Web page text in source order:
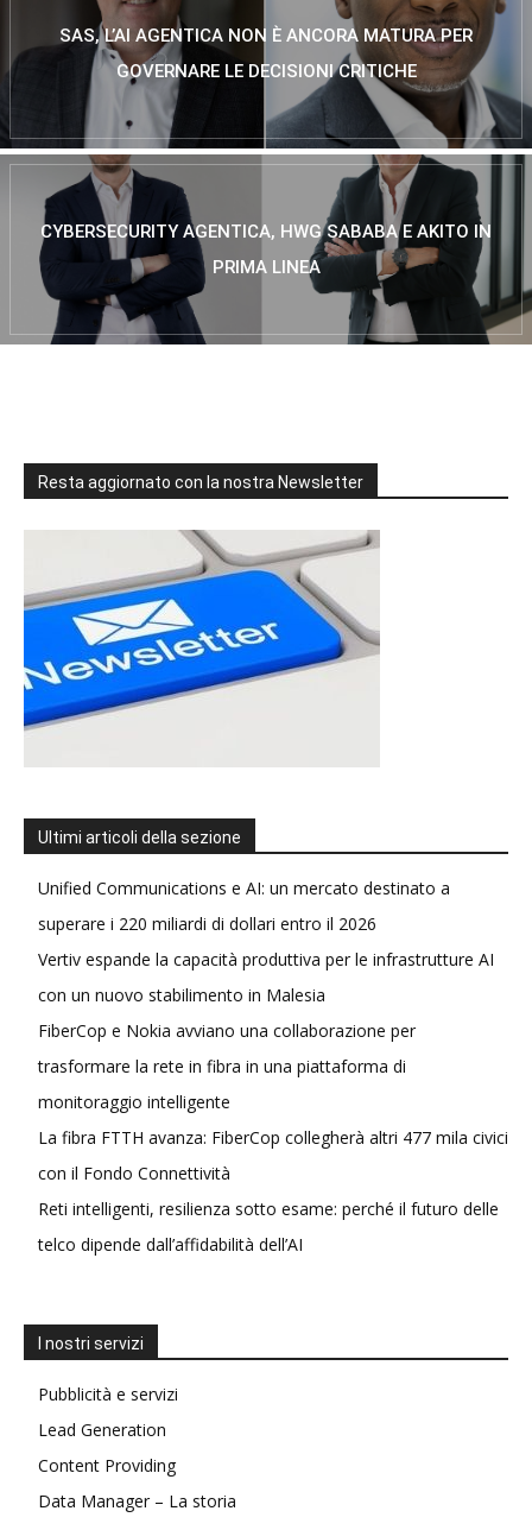
SAS, L’AI AGENTICA NON È ANCORA MATURA PER
GOVERNARE LE DECISIONI CRITICHE
CYBERSECURITY AGENTICA, HWG SABABA E AKITO IN
PRIMA LINEA
Resta aggiornato con la nostra Newsletter
Ultimi articoli della sezione
Unified Communications e AI: un mercato destinato a
superare i 220 miliardi di dollari entro il 2026
Vertiv espande la capacità produttiva per le infrastrutture AI
con un nuovo stabilimento in Malesia
FiberCop e Nokia avviano una collaborazione per
trasformare la rete in fibra in una piattaforma di
monitoraggio intelligente
La fibra FTTH avanza: FiberCop collegherà altri 477 mila civici
con il Fondo Connettività
Reti intelligenti, resilienza sotto esame: perché il futuro delle
telco dipende dall’affidabilità dell’AI
I nostri servizi
Pubblicità e servizi
Lead Generation
Content Providing
Data Manager – La storia